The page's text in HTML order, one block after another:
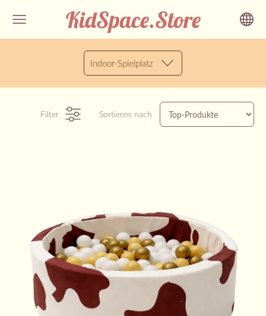
KidSpace.Store
Indoor-Spielplatz
Filter Sortieren nach